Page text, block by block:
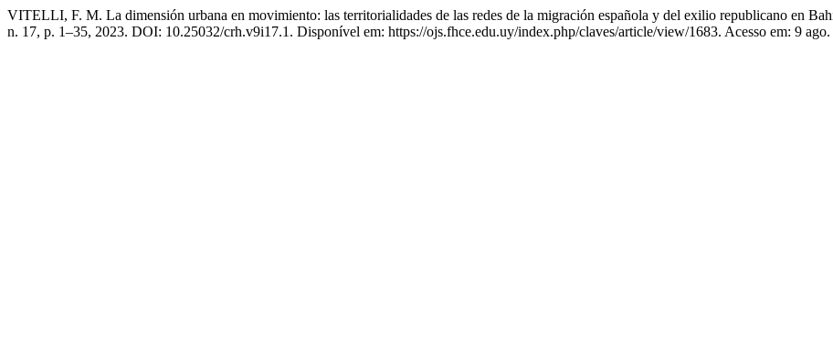
VITELLI, F. M. La dimensión urbana en movimiento: las territorialidades de las redes de la migración española y del exilio republicano en
n. 17, p. 1–35, 2023. DOI: 10.25032/crh.v9i17.1. Disponível em: https://ojs.fhce.edu.uy/index.php/claves/article/view/1683. Acesso em: 9 ago.